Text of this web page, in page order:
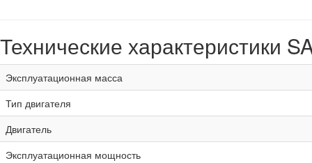
Технические характеристики
Эксплуатационная масса
Тип двигателя
Двигатель
Эксплуатационная мощность